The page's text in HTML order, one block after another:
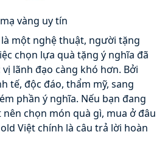
vàng uy tín
là một nghệ thuật, người tặng
chọn lựa quà tặng ý nghĩa đã
lãnh đạo càng khó hơn. Bởi
tế, độc đáo, thẩm mỹ, sang
phần ý nghĩa. Nếu bạn đang
chọn món quà gì, mua ở đâu
Việt chính là câu trả lời hoàn